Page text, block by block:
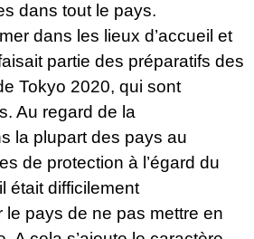
dans tout le pays.
dans les lieux d’accueil et
partie des préparatifs des
Tokyo 2020, qui sont
Au regard de la
la plupart des pays au
de protection à l’égard du
était difficilement
pays de ne pas mettre en